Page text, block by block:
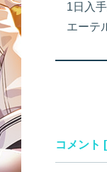
1日入
エーテ
コメント